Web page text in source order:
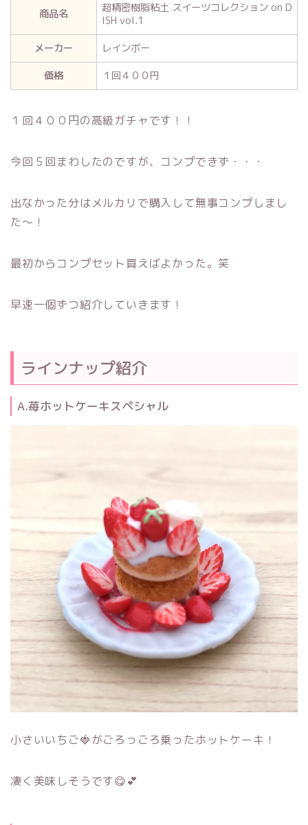
商品名
超精密樹脂粘土 スイーツコレクション on D
ISH vol.1
メーカー
レインボー
価格
１回４００円
１回４００円の高級ガチャです！！
今回５回まわしたのですが、コンプできず・・・
出なかった分はメルカリで購入して無事コンプしまし
た～！
最初からコンプセット買えばよかった。笑
早速一個ずつ紹介していきます！
ラインナップ紹介
A.苺ホットケーキスペシャル
小さいいちご🍓がごろっごろ乗ったホットケーキ！
凄く美味しそうです😋💕